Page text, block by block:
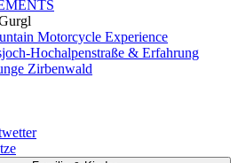
Motorcycle Experience
Hochalpenstraße & Erfahrung
Zirbenwald